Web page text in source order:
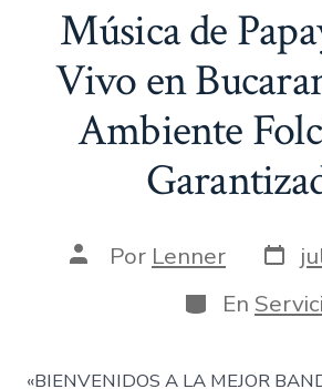
Música de
Vivo en
Ambiente
AutorPor Lenner Fecha
de
Categorías
En
«BIENVENIDOS A LA MEJOR